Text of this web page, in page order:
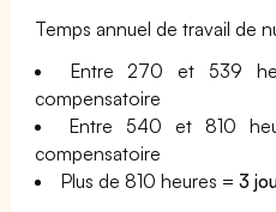
Temps annuel de travail de
Entre 270 et 539
compensatoire
Entre 540 et 810
compensatoire
Plus de 810 heures = 3